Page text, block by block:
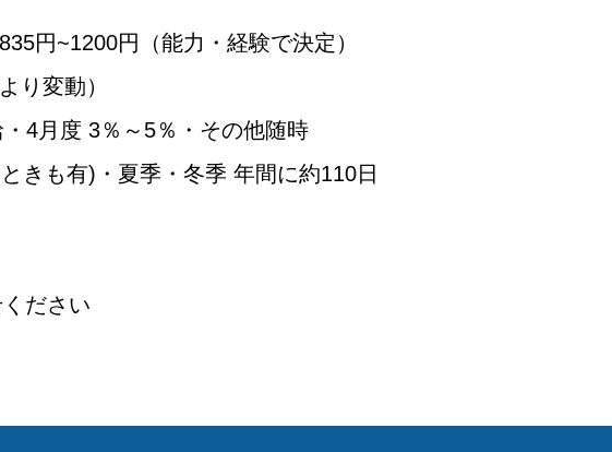
円~1200円（能力・経験で決定）
り変動）
4月度 3％～5％・その他随時
きも有)・夏季・冬季 年間に約110日
ださい